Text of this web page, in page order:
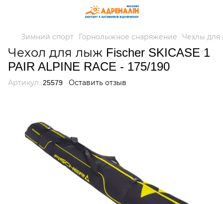
Зимний спорт Горнолыжное снаряжение Чехлы
Чехол для лыж Fischer SKICASE 1
PAIR ALPINE RACE - 175/190
Артикул: 25579 Оставить отзыв